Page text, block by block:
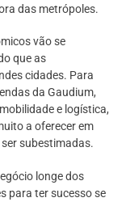
das metrópoles.
vão se
que as
cidades. Para
da Gaudium,
e logística,
a oferecer em
subestimadas.
longe dos
para ter sucesso se